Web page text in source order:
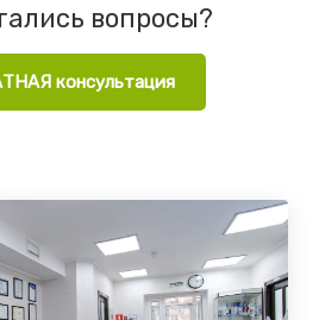
вопросы?
консультация